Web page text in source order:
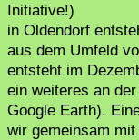
Initiative!)
in Oldendorf
aus dem Umfeld
entsteht im
ein weiteres an
Google Earth).
wir gemeinsam